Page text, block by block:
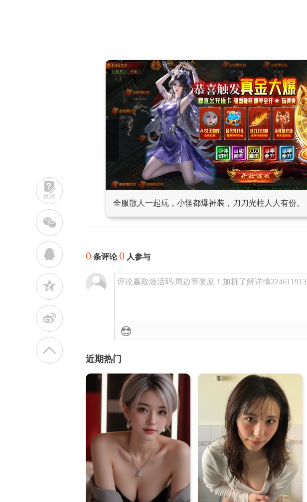
全服散人一起玩，小怪都爆神装，刀刀光柱人人有份。
0 条评论0 人参与
评论赢取激活码/周边等奖励！加群了解详情224611913
近期热门
反馈
w
q
z
t